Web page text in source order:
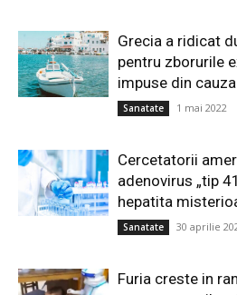
Grecia a ridicat
pentru zborurile
impuse din
Sanatate 1 mai 2022
Cercetatorii
adenovirus „tip
hepatita
Sanatate 30 aprilie
Furia creste in